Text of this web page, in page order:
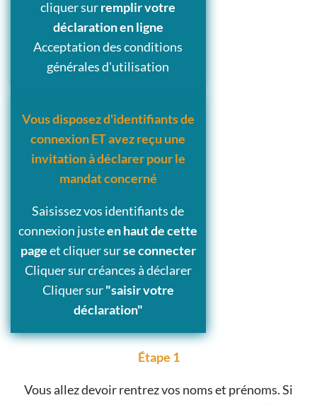
Vous disposez d'identifiants de
connexion ET avez reçu une
invitation à déclarer pour le
mandat concerné
Saisissez vos identifiants de
connexion justeen haut de cette
pageet cliquer surse connecter
Cliquer sur créances à déclarer
Cliquer sur"saisir votre
déclaration"
cliquer surremplir votre
déclaration en ligne
Acceptation des conditions
générales d'utilisation
Étape 1
Vous allez devoir rentrez vos noms et prénoms. Si